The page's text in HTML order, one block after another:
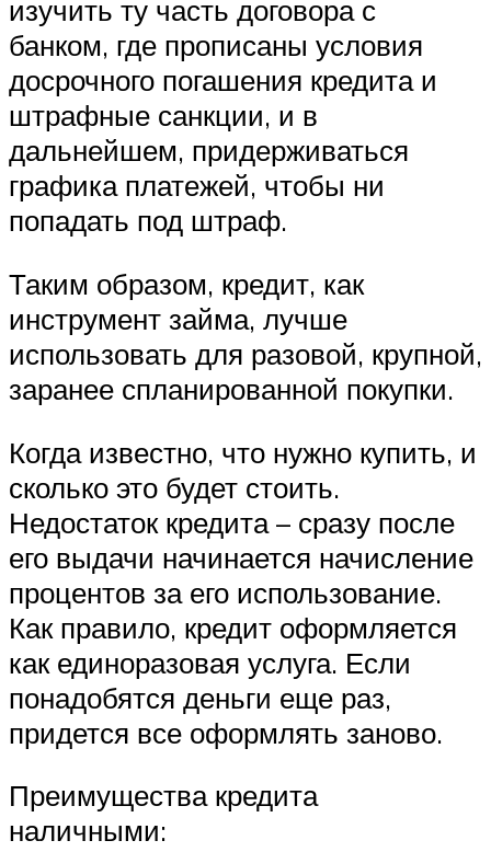
изучить ту часть договора с
банком, где прописаны условия
досрочного погашения кредита и
штрафные санкции, и в
дальнейшем, придерживаться
графика платежей, чтобы ни
попадать под штраф.
Таким образом, кредит, как
инструмент займа, лучше
использовать для разовой, крупной,
заранее спланированной покупки.
Когда известно, что нужно купить, и
сколько это будет стоить.
Недостаток кредита – сразу после
его выдачи начинается начисление
процентов за его использование.
Как правило, кредит оформляется
как единоразовая услуга. Если
понадобятся деньги еще раз,
придется все оформлять заново.
Преимущества кредита
наличными: